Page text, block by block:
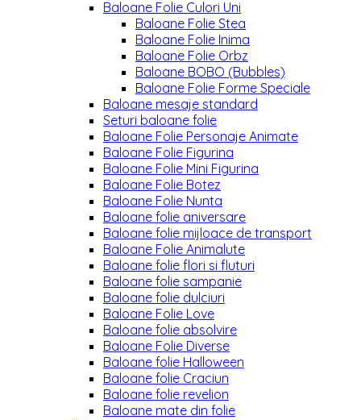
Baloane Folie Culori Uni
Baloane Folie Stea
Baloane Folie Inima
Baloane Folie Orbz
Baloane BOBO (Bubbles)
Baloane Folie Forme Speciale
Baloane mesaje standard
Seturi baloane folie
Baloane Folie Personaje Animate
Baloane Folie Figurina
Baloane Folie Mini Figurina
Baloane Folie Botez
Baloane Folie Nunta
Baloane folie aniversare
Baloane folie mijloace de transport
Baloane Folie Animalute
Baloane folie flori si fluturi
Baloane folie sampanie
Baloane folie dulciuri
Baloane Folie Love
Baloane folie absolvire
Baloane Folie Diverse
Baloane folie Halloween
Baloane folie Craciun
Baloane folie revelion
Baloane mate din folie